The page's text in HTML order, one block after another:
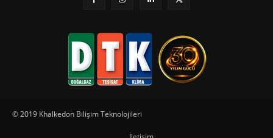
© 2019 Khalkedon Bilişim Teknolojileri